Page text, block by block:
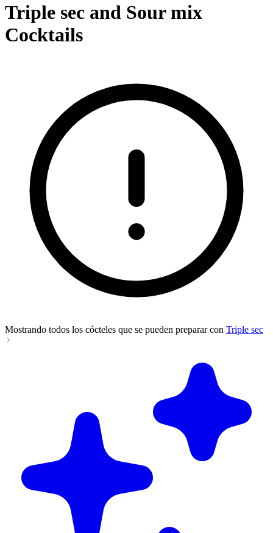
Triple sec and Sour mix
Cocktails
Mostrando todos los cócteles que se pueden preparar con Triple sec